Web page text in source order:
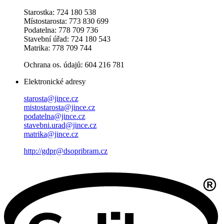
Starostka: 724 180 538
Místostarosta: 773 830 699
Podatelna: 778 709 736
Stavební úřad: 724 180 543
Matrika: 778 709 744
Ochrana os. údajů: 604 216 781
Elektronické adresy
starosta@jince.cz
mistostarosta@jince.cz
podatelna@jince.cz
stavebni.urad@jince.cz
matrika@jince.cz
http://gdpr@dsopribram.cz